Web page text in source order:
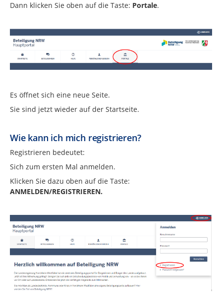
Dann klicken Sie oben auf die Taste: Portale.
Es öffnet sich eine neue Seite.
Sie sind jetzt wieder auf der Startseite.
Wie kann ich mich registrieren?
Registrieren bedeutet:
Sich zum ersten Mal anmelden.
Klicken Sie dazu oben auf die Taste:
ANMELDEN/REGISTRIEREN.